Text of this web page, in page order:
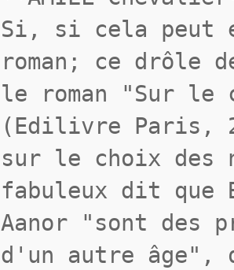
Si, si cela peut
roman; ce drôle
le roman "Sur le
(Edilivre Paris,
sur le choix des
fabuleux dit que
Aanor "sont des
d'un autre âge",